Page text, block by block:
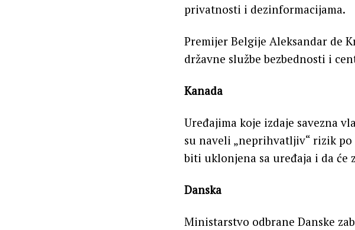
privatnosti i dezinformacijama.
Premijer Belgije Aleksandar de
državne službe bezbednosti i
Kanada
Uređajima koje izdaje savezna
su naveli „neprihvatljiv“ rizik
biti uklonjena sa uređaja i da
Danska
Ministarstvo odbrane Danske